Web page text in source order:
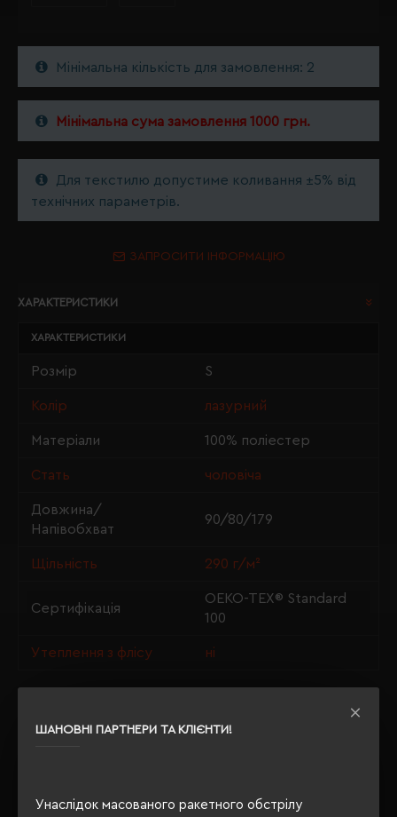
ШАНОВНІ ПАРТНЕРИ ТА КЛІЄНТИ!
Унаслідок масованого ракетного обстрілу
Мінімальна кількість для замовлення: 2
Мінімальна сума замовлення 1000 грн.
Для текстилю допустиме коливання ±5% від
технічних параметрів.
ЗАПРОСИТИ ІНФОРМАЦІЮ
ХАРАКТЕРИСТИКИ
ХАРАКТЕРИСТИКИ
Розмір S
Колір лазурний
Матеріали 100% поліестер
Стать чоловіча
Довжина/
Напівобхват
90/80/179
Щільність 290 г/м²
Сертифікація
OEKO-TEX® Standard
100
Утеплення з флісу ні
ОПИС